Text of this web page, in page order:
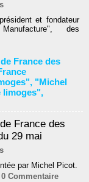
et fondateur
des
France des
, "Michel
limoges",
France des
29 mai
par Michel Picot.
0 Commentaire